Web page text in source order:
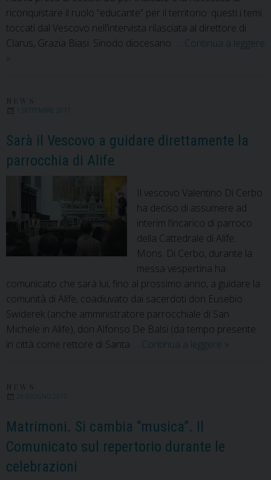
riconquistare il ruolo “educante” per il territorio: questi i temi
toccati dal Vescovo nell’intervista rilasciata al direttore di
Clarus, Grazia Biasi. Sinodo diocesano. … Continua a leggere
L’intervista
Diocesi,
tempi
di
cambiamenti
»
1 SETTEMBRE 2017
Sarà il Vescovo a guidare direttamente la
parrocchia di Alife
Il vescovo Valentino Di Cerbo
ha deciso di assumere ad
interim l’incarico di parroco
della Cattedrale di Alife.
Mons. Di Cerbo, durante la
messa vespertina ha
comunicato che sarà lui, fino al prossimo anno, a guidare la
comunità di Alife, coadiuvato dai sacerdoti don Eusebio
Swiderek (anche amministratore parrocchiale di San
Michele in Alife), don Alfonso De Balsi (da tempo presente
in città come rettore di Santa … Continua a leggere Sarà
parrocchia
»
29 GIUGNO 2017
Matrimoni. Si cambia “musica”. Il
Comunicato sul repertorio durante le
celebrazioni